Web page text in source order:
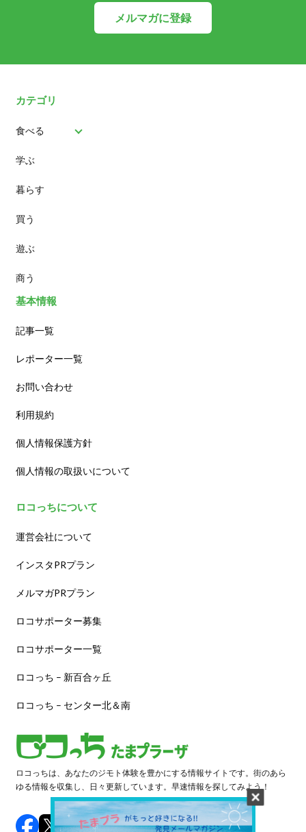
メルマガに登録
カテゴリ
食べる
パン
スイーツ
ランチ
カフェ
学ぶ
暮らす
買う
遊ぶ
商う
基本情報
記事一覧
レポーター一覧
お問い合わせ
利用規約
個人情報保護方針
個人情報の取扱いについて
ロコっちについて
運営会社について
インスタPRプラン
メルマガPRプラン
ロコサポーター募集
ロコサポーター一覧
ロコっち – 新百合ヶ丘
ロコっち – センター北＆南
ロコっちは、あなたのジモト体験を豊かにする情報サイトです。街のあら
ゆる情報を収集し、日々更新しています。早速情報を探してみよう！